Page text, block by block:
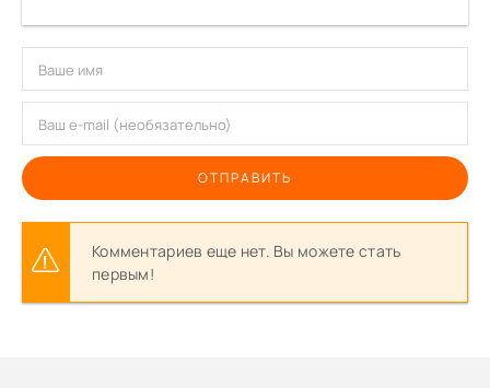
ОТПРАВИТЬ
Комментариев еще нет. Вы можете стать
первым!